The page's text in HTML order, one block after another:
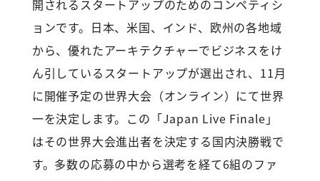
開されるスタートアップのためのコンペティシ
ョンです。日本、米国、インド、欧州の各地域
から、優れたアーキテクチャーでビジネスをけ
ん引しているスタートアップが選出され、11月
に開催予定の世界大会（オンライン）にて世界
一を決定します。この「Japan Live Finale」
はその世界大会進出者を決定する国内決勝戦で
す。多数の応募の中から選考を経て6組のファ